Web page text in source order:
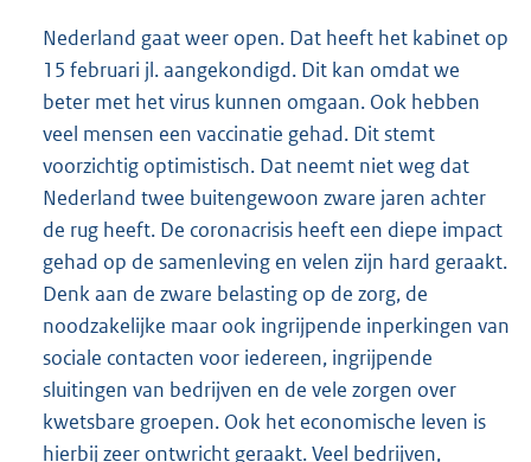
Nederland gaat weer open. Dat heeft het kabinet op
15 februari jl. aangekondigd. Dit kan omdat we
beter met het virus kunnen omgaan. Ook hebben
veel mensen een vaccinatie gehad. Dit stemt
voorzichtig optimistisch. Dat neemt niet weg dat
Nederland twee buitengewoon zware jaren achter
de rug heeft. De coronacrisis heeft een diepe impact
gehad op de samenleving en velen zijn hard geraakt.
Denk aan de zware belasting op de zorg, de
noodzakelijke maar ook ingrijpende inperkingen van
sociale contacten voor iedereen, ingrijpende
sluitingen van bedrijven en de vele zorgen over
kwetsbare groepen. Ook het economische leven is
hierbij zeer ontwricht geraakt. Veel bedrijven,